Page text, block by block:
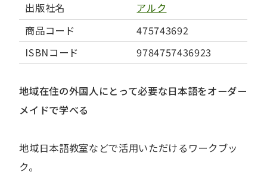
出版社名
アルク
商品コード
475743692
ISBNコード
9784757436923
地域在住の外国人にとって必要な日本語をオーダー
メイドで学べる
地域日本語教室などで活用いただけるワークブッ
ク。